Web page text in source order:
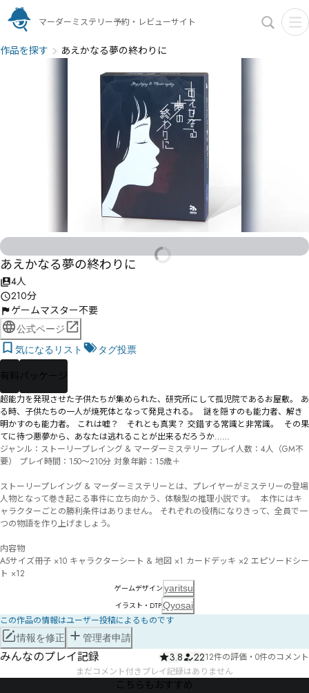
マーダーミステリー予約・レビューサイト
作品を探す あえかなる夢の終わりに
あえかなる夢の終わりに
4人
210分
ゲームマスター不要
公式ページ
気になるリスト
タグ投票
有料 パッケージ
超能力を発現させた子供たちが集められた、研究所にして孤児院であるお屋敷。 あ
る時、子供たちの一人が焼死体となって発見される。  謎を隠すのも能力者、解き
明かすのも能力者。 これは嘘？　それとも真実？ 交錯する常識と非常識。  その果
てに待つ悪夢から、あなたは逃れることが出来るだろうか……
ジャンル：ストーリープレイング & マーダーミステリー プレイ人数：4人（GM不
要） プレイ時間：150～210分 対象年齢：15歳＋
ストーリープレイング & マーダーミステリーとは、プレイヤーがミステリーの登場
人物となって巻き起こる事件に立ち向かう、体験型の推理小説です。  本作にはキ
ャラクターごとの勝利条件はありません。 それぞれの役柄になりきって、全員で一
つの物語を作り上げましょう。
内容物
A5サイズ冊子 ×10 キャラクターシート & 地図 ×1 カードデッキ ×2 エピソードシー
ト ×12
ゲームデザイン yaritsu
イラスト・DTPQyosai
この作品の情報はユーザー投稿によるものです
情報を修正 管理者申請
みんなのプレイ記録 3.8 2212件の評価 ・ 0件のコメント
まだコメント付きプレイ記録はありません
こちらもおすすめ